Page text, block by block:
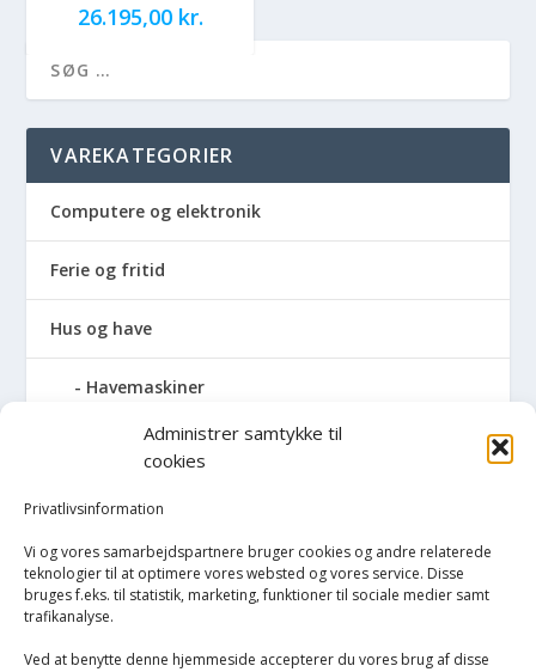
Administrer samtykke til
cookies
Privatlivsinformation
Vi og vores samarbejdspartnere bruger cookies og andre relaterede
teknologier til at optimere vores websted og vores service. Disse
bruges f.eks. til statistik, marketing, funktioner til sociale medier samt
trafikanalyse.
Ved at benytte denne hjemmeside accepterer du vores brug af disse
26.195,00 kr.
VAREKATEGORIER
Computere og elektronik
Ferie og fritid
Hus og have
Havemaskiner
Hvidevarer
Køkken
Opvarmning
Rengøring